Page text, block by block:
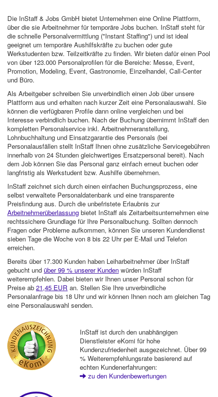
Die InStaff & Jobs GmbH bietet Unternehmen eine Online Plattform,
über die sie Arbeitnehmer für temporäre Jobs buchen. InStaff steht für
die schnelle Personalvermittlung ("Instant Staffing") und ist ideal
geeignet um temporäre Aushilfskräfte zu buchen oder gute
Werkstudenten bzw. Teilzeitkräfte zu finden. Wir bieten dafür einen Pool
von über 123.000 Personalprofilen für die Bereiche: Messe, Event,
Promotion, Modeling, Event, Gastronomie, Einzelhandel, Call-Center
und Büro.
Als Arbeitgeber schreiben Sie unverbindlich einen Job über unsere
Plattform aus und erhalten nach kurzer Zeit eine Personalauswahl. Sie
können die verfügbaren Profile dann online vergleichen und bei
Interesse verbindlich buchen. Nach der Buchung übernimmt InStaff den
kompletten Personalservice inkl. Arbeitnehmeranstellung,
Lohnbuchhaltung und Einsatzgarantie des Personals (bei
Personalausfällen stellt InStaff Ihnen ohne zusätzliche Servicegebühren
innerhalb von 24 Stunden gleichwertiges Ersatzpersonal bereit). Nach
dem Job können Sie das Personal ganz einfach erneut buchen oder
langfristig als Werkstudent bzw. Aushilfe übernehmen.
InStaff zeichnet sich durch einen einfachen Buchungsprozess, eine
selbst verwaltete Personaldatenbank und eine transparente
Preisfindung aus. Durch die unbefristete Erlaubnis zur
Arbeitnehmerüberlassung bietet InStaff als Zeitarbeitsunternehmen eine
rechtssichere Grundlage für Ihre Personalbuchung. Sollten dennoch
Fragen oder Probleme aufkommen, können Sie unseren Kundendienst
sieben Tage die Woche von 8 bis 22 Uhr per E-Mail und Telefon
erreichen.
Bereits über 17.300 Kunden haben Leiharbeitnehmer über InStaff
gebucht und über 99 % unserer Kunden würden InStaff
weiterempfehlen. Dabei bieten wir Ihnen unser Personal schon für
Preise ab 21,45 EUR an. Stellen Sie Ihre unverbindliche
Personalanfrage bis 18 Uhr und wir können Ihnen noch am gleichen Tag
eine Personalauswahl senden.
InStaff ist durch den unabhängigen
Dienstleister eKomi für hohe
Kundenzufriedenheit ausgezeichnet. Über 99
% Weiterempfehlungsrate basierend auf
echten Kundenerfahrungen:
zu den Kundenbewertungen